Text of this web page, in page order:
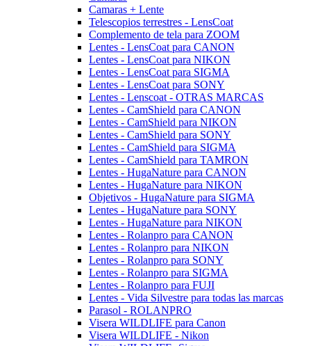
Camaras + Lente
Telescopios terrestres - LensCoat
Complemento de tela para ZOOM
Lentes - LensCoat para CANON
Lentes - LensCoat para NIKON
Lentes - LensCoat para SIGMA
Lentes - LensCoat para SONY
Lentes - Lenscoat - OTRAS MARCAS
Lentes - CamShield para CANON
Lentes - CamShield para NIKON
Lentes - CamShield para SONY
Lentes - CamShield para SIGMA
Lentes - CamShield para TAMRON
Lentes - HugaNature para CANON
Lentes - HugaNature para NIKON
Objetivos - HugaNature para SIGMA
Lentes - HugaNature para SONY
Lentes - HugaNature para NIKON
Lentes - Rolanpro para CANON
Lentes - Rolanpro para NIKON
Lentes - Rolanpro para SONY
Lentes - Rolanpro para SIGMA
Lentes - Rolanpro para FUJI
Lentes - Vida Silvestre para todas las marcas
Parasol - ROLANPRO
Visera WILDLIFE para Canon
Visera WILDLIFE - Nikon